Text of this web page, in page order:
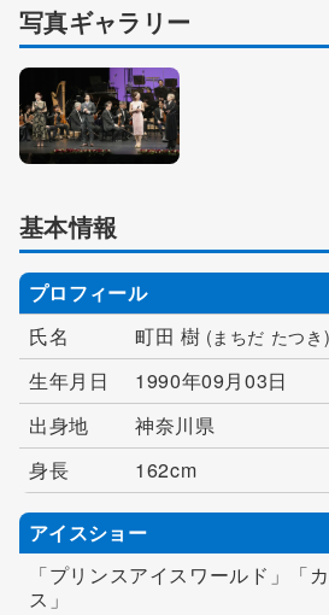
写真ギャラリー
基本情報
プロフィール
氏名
町田 樹 (まちだ たつき)
生年月日
1990年09月03日
出身地
神奈川県
身長
162cm
アイスショー
「プリンスアイスワールド」「
ス」